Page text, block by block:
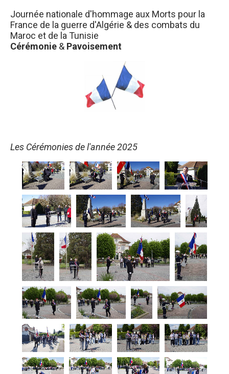
Journée nationale d'hommage aux Morts pour la
France de la guerre d'Algérie & des combats du
Maroc et de la Tunisie
Cérémonie & Pavoisement
Les Cérémonies de l'année 2025